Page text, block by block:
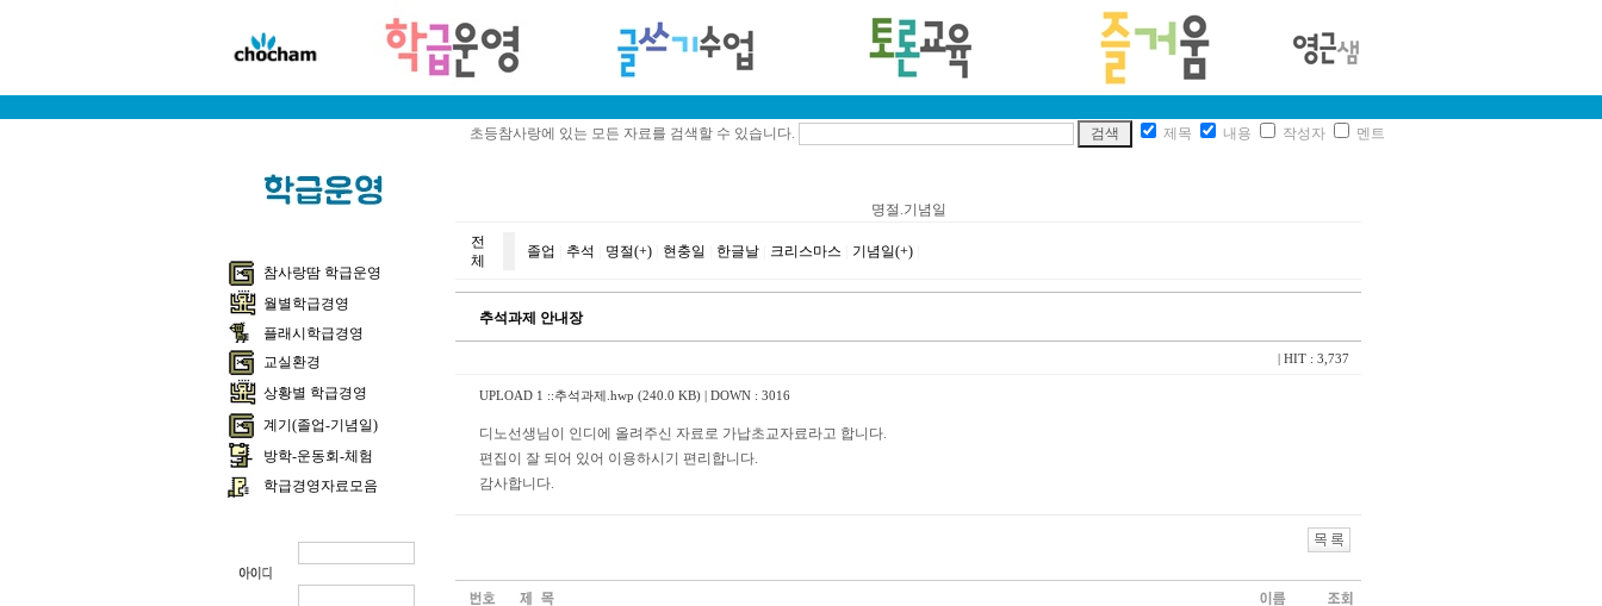
초등참사랑에 있는 모든 자료를 검색할 수 있습니다. 제목 내용 작성자 멘트
참사랑땀 학급운영
월별학급경영
플래시학급경영
교실환경
상황별 학급경영
계기(졸업-기념일)
방학-운동회-체험
학급경영자료모음
명절.기념일
전
체
졸업 추석 명절(+) 현충일 한글날 크리스마스 기념일(+)
추석과제 안내장
| HIT : 3,737
UPLOAD 1 ::추석과제.hwp (240.0 KB) | DOWN : 3016
디노선생님이 인디에 올려주신 자료로 가납초교자료라고 합니다.
편집이 잘 되어 있어 이용하시기 편리합니다.
감사합니다.